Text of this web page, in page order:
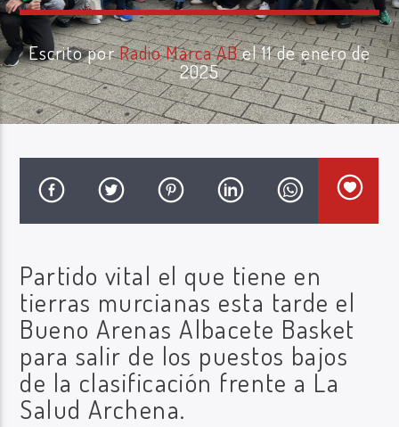
Radio Marca
Albacete
Radio Marca AB
Escrito porRadio Marca ABel 11 de enero de
2025
Partido vital el que tiene en
tierras murcianas esta tarde el
Bueno Arenas Albacete Basket
para salir de los puestos bajos
de la clasificación frente a La
Salud Archena.